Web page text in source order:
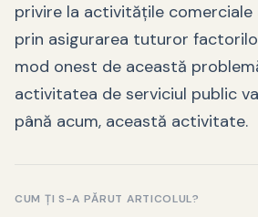
privire la activitățile comerciale
prin asigurarea tuturor
mod onest de această
activitatea de serviciul public
până acum, această activitate.
CUM ȚI S-A PĂRUT ARTICOLUL?